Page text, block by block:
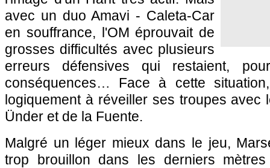
avec un duo Amavi - Caleta-Car
en souffrance, l'OM éprouvait de
grosses difficultés avec plusieurs
erreurs défensives qui restaient,
conséquences… Face à cette
logiquement à réveiller ses troupes avec
Ünder et de la Fuente.
Malgré un léger mieux dans le jeu,
trop brouillon dans les derniers